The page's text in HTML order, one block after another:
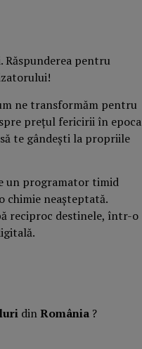
pentru
ne transformăm pentru
prețul fericirii în epoca
te gândești la propriile
un programator timid
chimie neașteptată.
reciproc destinele, într-o
dinRomânia ?